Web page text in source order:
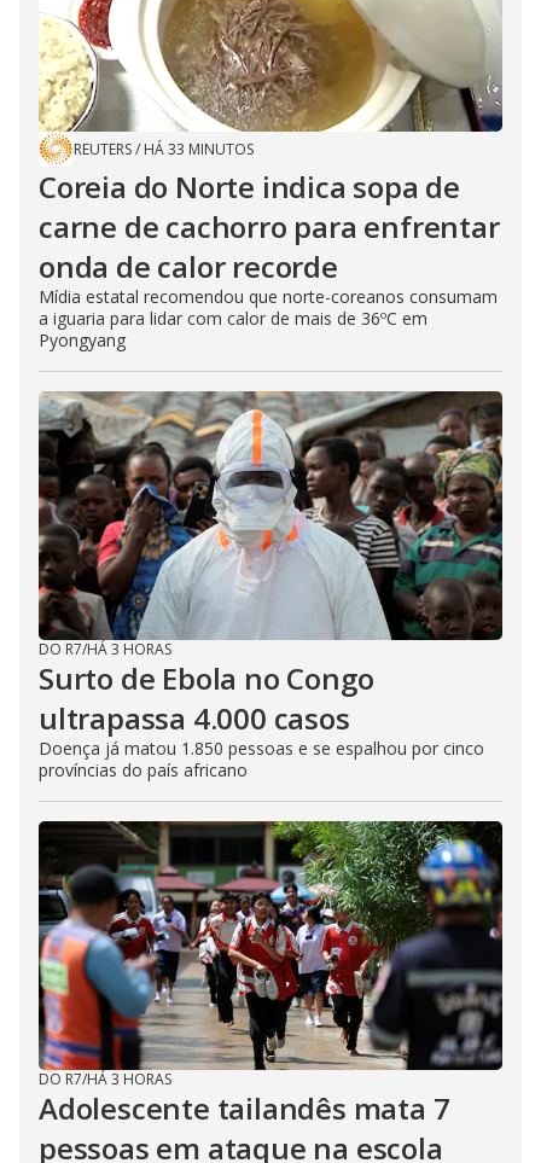
REUTERS/ HÁ 33 MINUTOS
Coreia do Norte indica sopa de
carne de cachorro para enfrentar
onda de calor recorde
Mídia estatal recomendou que norte-coreanos consumam
a iguaria para lidar com calor de mais de 36ºC em
Pyongyang
DO R7/HÁ 3 HORAS
Surto de Ebola no Congo
ultrapassa 4.000 casos
Doença já matou 1.850 pessoas e se espalhou por cinco
províncias do país africano
DO R7/HÁ 3 HORAS
Adolescente tailandês mata 7
pessoas em ataque na escola